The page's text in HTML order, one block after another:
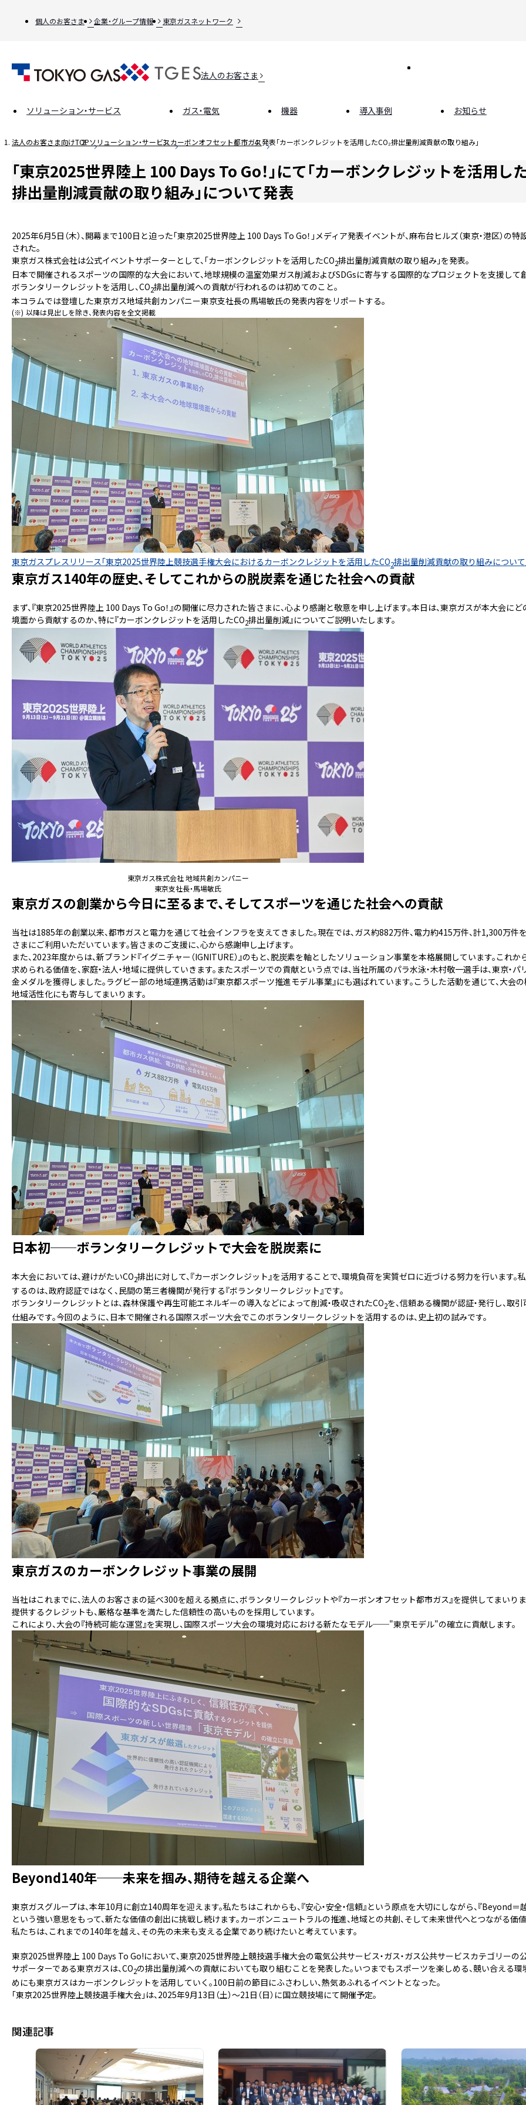
個人のお客さま 企業・グループ情報 東京ガスネットワーク
法人のお客さま
ソリューション・サービス ガス・電気 機器 導入事例 お知らせ
法人のお客さま向けTOPソリューション・サービスカーボンオフセット都市ガス発表「カーボンクレジットを活用したCO₂排出量削減貢献の取り組み」
「東京2025世界陸上 100 Days To Go！」にて「カーボンクレジットを活用し
排出量削減貢献の取り組み」について発表
2025年6月5日（木）、開幕まで100日と迫った「東京2025世界陸上 100 Days To Go！」メディア発表イベントが、麻布台ヒルズ（東京・港区）の
された。
東京ガス株式会社は公式イベントサポーターとして、「カーボンクレジットを活用したCO2排出量削減貢献の取り組み」を発表。
日本で開催されるスポーツの国際的な大会において、地球規模の温室効果ガス削減およびSDGsに寄与する国際的なプロジェクトを支援して
ボランタリークレジットを活用し、CO2排出量削減への貢献が行われるのは初めてのこと。
本コラムでは登壇した東京ガス地域共創カンパニー東京支社長の馬場敏氏の発表内容をリポートする。
(※) 以降は見出しを除き、発表内容を全文掲載
東京ガスプレスリリース「東京2025世界陸上競技選手権大会におけるカーボンクレジットを活用したCO2排出量削減貢献の取り組みについて
東京ガス140年の歴史、そしてこれからの脱炭素を通じた社会への貢献
まず、『東京2025世界陸上 100 Days To Go！』の開催に尽力された皆さまに、心より感謝と敬意を申し上げます。本日は、東京ガスが本大会に
境面から貢献するのか、特に『カーボンクレジットを活用したCO2排出量削減』についてご説明いたします。
東京ガス株式会社 地域共創カンパニー
東京支社長・馬場敏氏
東京ガスの創業から今日に至るまで、そしてスポーツを通じた社会への貢献
当社は1885年の創業以来、都市ガスと電力を通じて社会インフラを支えてきました。現在では、ガス約882万件、電力約415万件、計1,300万件
さまにご利用いただいています。皆さまのご支援に、心から感謝申し上げます。
また、2023年度からは、新ブランド『イグニチャー（IGNITURE）』のもと、脱炭素を軸としたソリューション事業を本格展開しています。これか
求められる価値を、家庭・法人・地域に提供していきます。またスポーツでの貢献という点では、当社所属のパラ水泳・木村敬一選手は、東京・パ
金メダルを獲得しました。ラグビー部の地域連携活動は『東京都スポーツ推進モデル事業』にも選ばれています。こうした活動を通じて、大会
地域活性化にも寄与してまいります。
日本初──ボランタリークレジットで大会を脱炭素に
本大会においては、避けがたいCO2排出に対して、『カーボンクレジット』を活用することで、環境負荷を実質ゼロに近づける努力を行います。
するのは、政府認証ではなく、民間の第三者機関が発行する『ボランタリークレジット』です。
ボランタリークレジットとは、森林保護や再生可能エネルギーの導入などによって削減・吸収されたCO2を、信頼ある機関が認証・発行し、取
仕組みです。今回のように、日本で開催される国際スポーツ大会でこのボランタリークレジットを活用するのは、史上初の試みです。
東京ガスのカーボンクレジット事業の展開
当社はこれまでに、法人のお客さまの延べ300を超える拠点に、ボランタリークレジットや『カーボンオフセット都市ガス』を提供してまいり
提供するクレジットも、厳格な基準を満たした信頼性の高いものを採用しています。
これにより、大会の『持続可能な運営』を実現し、国際スポーツ大会の環境対応における新たなモデル──"東京モデル"の確立に貢献します。
Beyond140年──未来を掴み、期待を越える企業へ
東京ガスグループは、本年10月に創立140周年を迎えます。私たちはこれからも、『安心・安全・信頼』という原点を大切にしながら、『Beyond＝
という強い意思をもって、新たな価値の創出に挑戦し続けます。カーボンニュートラルの推進、地域との共創、そして未来世代へとつながる
私たちは、これまでの140年を越え、その先の未来も支える企業であり続けたいと考えています。
東京2025世界陸上 100 Days To Go!において、東京2025世界陸上競技選手権大会の電気公共サービス・ガス・ガス公共サービスカテゴリーの
サポーターである東京ガスは、CO2の排出量削減への貢献においても取り組むことを発表した。いつまでもスポーツを楽しめる、競い合える環
めにも東京ガスはカーボンクレジットを活用していく。100日前の節目にふさわしい、熱気あふれるイベントとなった。
「東京2025世界陸上競技選手権大会」は、2025年9月13日（土）〜21日（日）に国立競技場にて開催予定。
関連記事
「カーボンクレジットの最前線先進企業の取り組み講演」を開催の詳細を見るカティンガン・メンタヤプロジェクトCEOによる講演会を開催の詳細を見る
東京ガス社員が訪ねた カーボン